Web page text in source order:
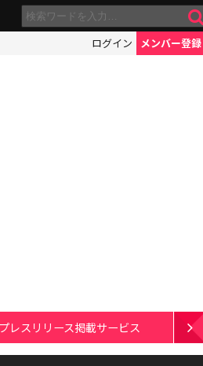
ログイン メンバー登録
プレスリリース掲載サービス